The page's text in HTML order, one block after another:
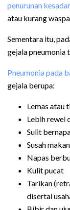
penurunan
atau kurang
Sementara itu,
gejala pneumonia
Pneumonia pada
gejala berupa:
Lemas atau
Lebih rewel
Sulit
Susah
Napas
Kulit pucat
Tarikan
disertai